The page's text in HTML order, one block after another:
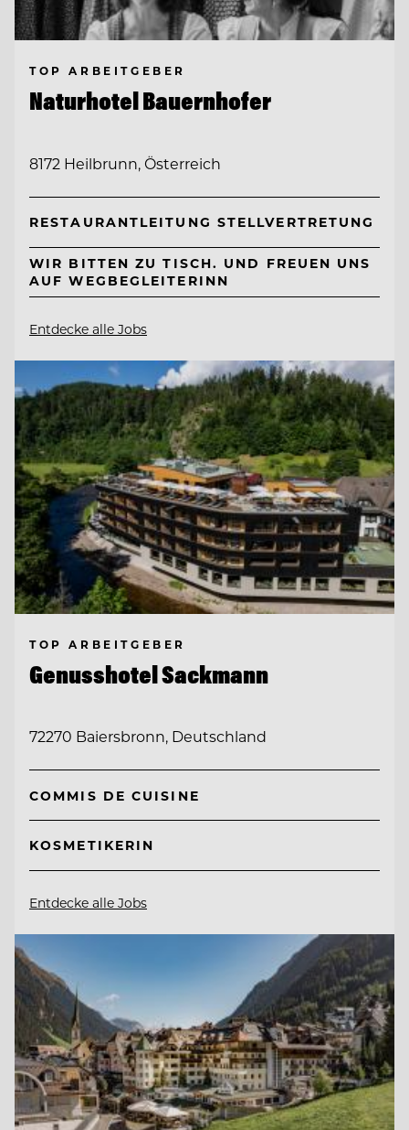
TOP ARBEITGEBER
Naturhotel Bauernhofer
8172 Heilbrunn, Österreich
RESTAURANTLEITUNG STELLVERTRETUNG
WIR BITTEN ZU TISCH. UND FREUEN UNS
AUF WEGBEGLEITERINN
Entdecke alle Jobs
TOP ARBEITGEBER
Genusshotel Sackmann
72270 Baiersbronn, Deutschland
COMMIS DE CUISINE
KOSMETIKERIN
Entdecke alle Jobs